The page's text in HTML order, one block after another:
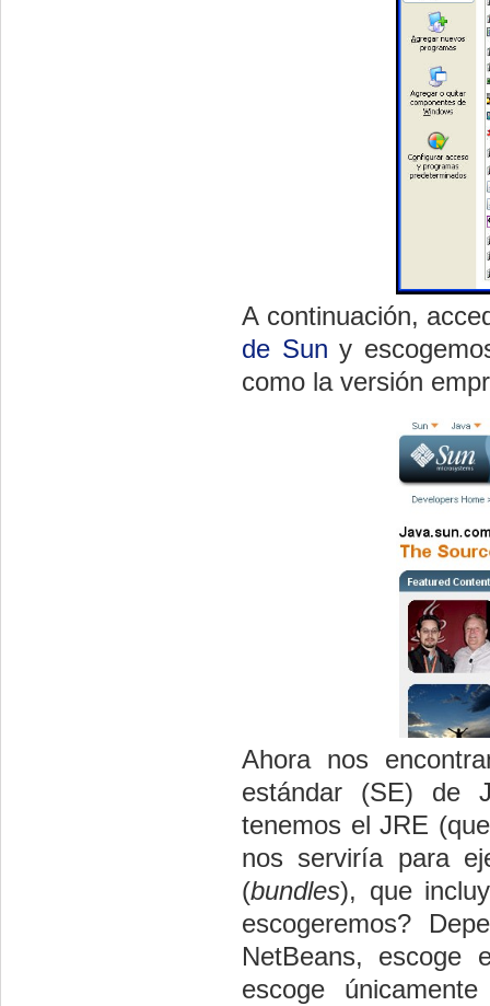
A continuación,
de Sun y
como la versión
Ahora nos
estándar (SE) de
tenemos el JRE
nos serviría para
(bundles), que
escogeremos?
NetBeans, escoge
escoge